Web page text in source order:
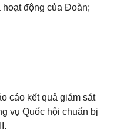
động của Đoàn;
cáo kết quả giám sát
vụ Quốc hội chuẩn bị